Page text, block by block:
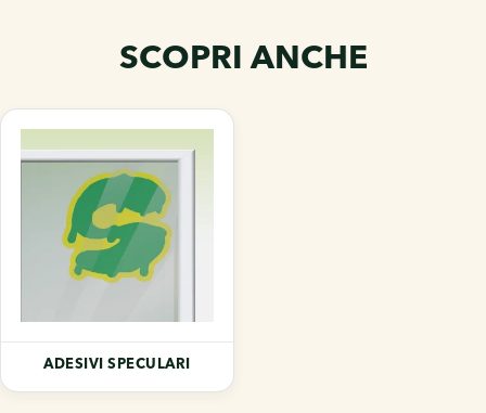
SCOPRI ANCHE
ADESIVI SPECULARI